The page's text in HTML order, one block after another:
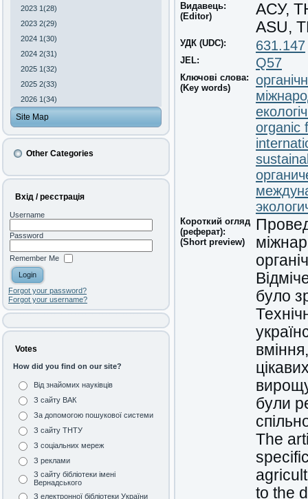
2023 1(28)
2023 2(29)
2024 1(30)
2024 2(31)
2025 1(32)
2025 2(33)
2026 1(34)
Site Map
Other Categories
Вхід / реєстрація
Username
Password
Remember Me
Forgot your password?
Forgot your username?
Votes
How did you find on our site?
Від знайомих науківців
З сайту ВАК
За допомогою пошукової системи
З сайту ТНТУ
З соціальних мереж
З реклами
З сайту бібліотеки імені
Вернадського
З електронної бібліотеки України
Видавець:
(Editor)
АСУ,
ASU,
УДК (UDC): 631.147
JEL: Q57
Ключові слова:
(Key words)
organic
Короткий огляд
(реферат):
(Short preview)
було
були
The
to the